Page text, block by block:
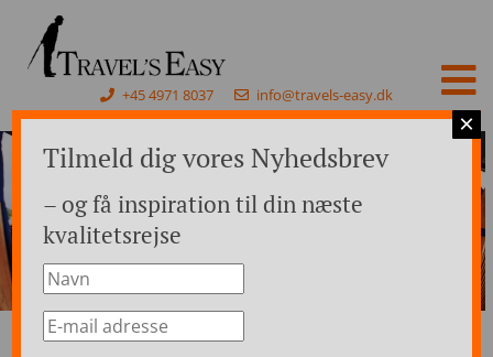
+45 4971 8037 info@travels-easy.dk
Tilmeld dig vores Nyhedsbrev
– og få inspiration til din næste
kvalitetsrejse
×